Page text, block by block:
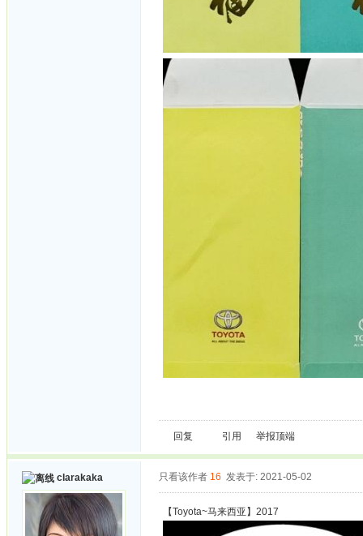
回复 引用 举报顶端
clarakaka 只看该作者 16 发表于: 2021-05-02
【Toyota~马来西亚】2017